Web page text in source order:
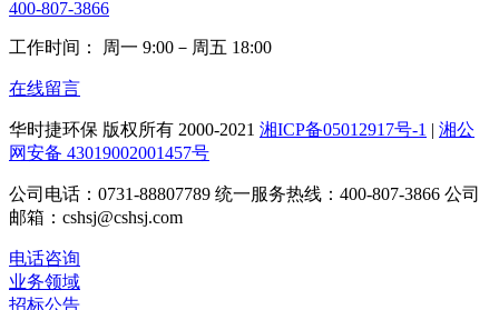
400-807-3866
工作时间： 周一 9:00－周五 18:00
在线留言
华时捷环保 版权所有 2000-2021 湘ICP备05012917号-1 | 湘公
网安备 43019002001457号
公司电话：0731-88807789 统一服务热线：400-807-3866 公司
邮箱：cshsj@cshsj.com
电话咨询
业务领域
招标公告